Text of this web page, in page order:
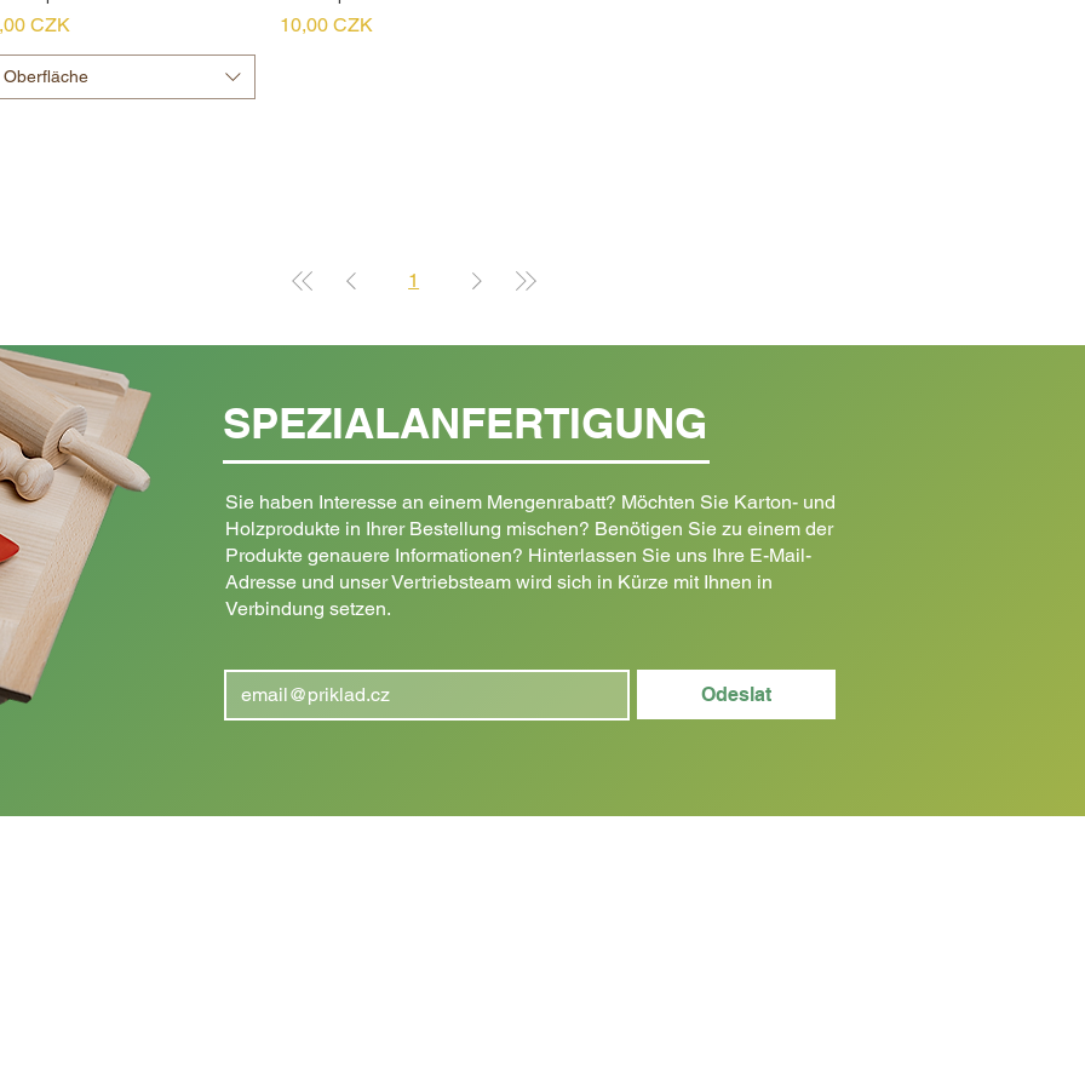
CZK
Oberfläche
Preis
10,00 CZK
1
SPEZIALANFERTIGUNG
Sie haben Interesse an einem Mengenrabatt? Möchten Sie Karton- und
Holzprodukte in Ihrer Bestellung mischen? Benötigen Sie zu einem der
Produkte genauere Informationen? Hinterlassen Sie uns Ihre E-Mail-
Adresse und unser Vertriebsteam wird sich in Kürze mit Ihnen in
Verbindung setzen.
Odeslat